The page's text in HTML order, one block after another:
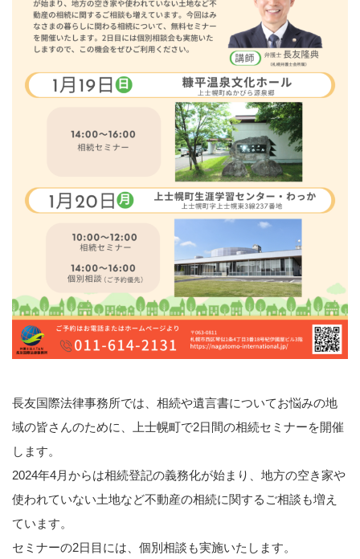
長友国際法律事務所では、相続や遺言書についてお悩みの地
域の皆さんのために、上士幌町で2日間の相続セミナーを開催
します。
2024年4月からは相続登記の義務化が始まり、地方の空き家や
使われていない土地など不動産の相続に関するご相談も増え
ています。
セミナーの2日目には、個別相談も実施いたします。